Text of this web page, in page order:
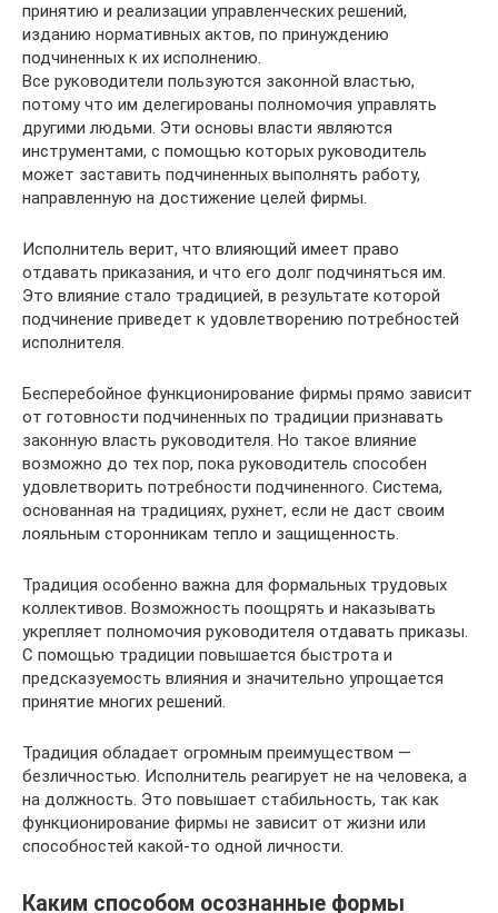
принятию и реализации управленческих решений,
изданию нормативных актов, по принуждению
подчиненных к их исполнению.
Все руководители пользуются законной властью,
потому что им делегированы полномочия управлять
другими людьми. Эти основы власти являются
инструментами, с помощью которых руководитель
может заставить подчиненных выполнять работу,
направленную на достижение целей фирмы.
Исполнитель верит, что влияющий имеет право
отдавать приказания, и что его долг подчиняться им.
Это влияние стало традицией, в результате которой
подчинение приведет к удовлетворению потребностей
исполнителя.
Бесперебойное функционирование фирмы прямо зависит
от готовности подчиненных по традиции признавать
законную власть руководителя. Но такое влияние
возможно до тех пор, пока руководитель способен
удовлетворить потребности подчиненного. Система,
основанная на традициях, рухнет, если не даст своим
лояльным сторонникам тепло и защищенность.
Традиция особенно важна для формальных трудовых
коллективов. Возможность поощрять и наказывать
укрепляет полномочия руководителя отдавать приказы.
С помощью традиции повышается быстрота и
предсказуемость влияния и значительно упрощается
принятие многих решений.
Традиция обладает огромным преимуществом —
безличностью. Исполнитель реагирует не на человека, а
на должность. Это повышает стабильность, так как
функционирование фирмы не зависит от жизни или
способностей какой-то одной личности.
Каким способом осознанные формы